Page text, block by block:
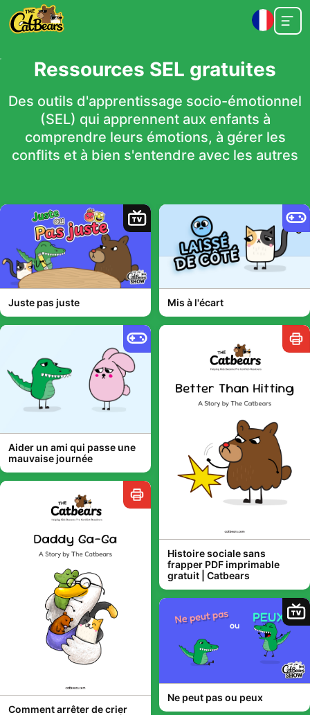
Ressources SEL gratuites
Des outils d'apprentissage socio-émotionnel
(SEL) qui apprennent aux enfants à
comprendre leurs émotions, à gérer les
conflits et à bien s'entendre avec les autres
TV
Juste pas juste
Aider un ami qui passe une
mauvaise journée
Comment arrêter de crier
Mis à l'écart
Histoire sociale sans
frapper PDF imprimable
gratuit | Catbears
TV
Ne peut pas ou peux